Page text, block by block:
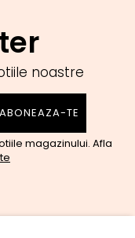
noastre
magazinului. Afla